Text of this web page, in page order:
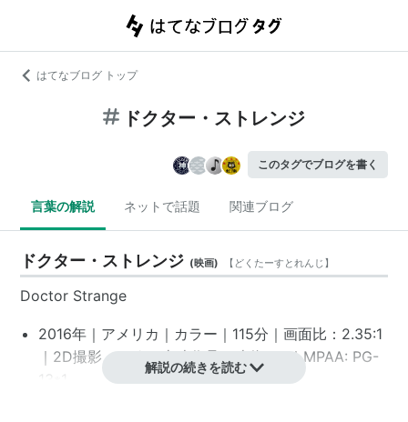
はてなブログ トップ
ドクター・ストレンジ
このタグでブログを書く
言葉の解説 ネットで話題 関連ブログ
ドクター・ストレンジ (映画) 【どくたーすとれんじ 】
Doctor Strange
2016年｜アメリカ｜カラー｜115分｜画面比：2.35:1
｜2D撮影、2D/3D上映作品｜映倫：G｜MPAA: PG-
解説の続きを読む